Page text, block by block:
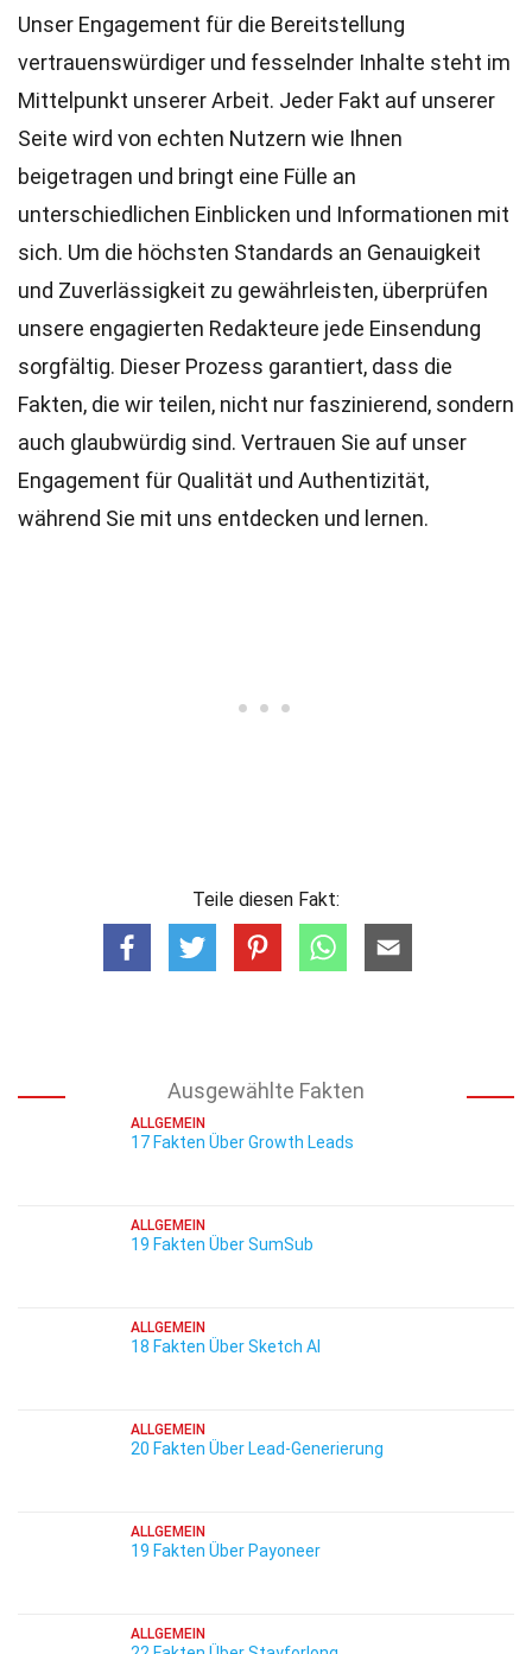
Unser Engagement für die Bereitstellung
vertrauenswürdiger und fesselnder Inhalte steht im
Mittelpunkt unserer Arbeit. Jeder Fakt auf unserer
Seite wird von echten Nutzern wie Ihnen
beigetragen und bringt eine Fülle an
unterschiedlichen Einblicken und Informationen mit
sich. Um die höchsten Standards an Genauigkeit
und Zuverlässigkeit zu gewährleisten, überprüfen
unsere engagierten Redakteure jede Einsendung
sorgfältig. Dieser Prozess garantiert, dass die
Fakten, die wir teilen, nicht nur faszinierend, sondern
auch glaubwürdig sind. Vertrauen Sie auf unser
Engagement für Qualität und Authentizität,
während Sie mit uns entdecken und lernen.
Teile diesen Fakt:
Ausgewählte Fakten
ALLGEMEIN
17 Fakten Über Growth Leads
ALLGEMEIN
19 Fakten Über SumSub
ALLGEMEIN
18 Fakten Über Sketch AI
ALLGEMEIN
20 Fakten Über Lead-Generierung
ALLGEMEIN
19 Fakten Über Payoneer
ALLGEMEIN